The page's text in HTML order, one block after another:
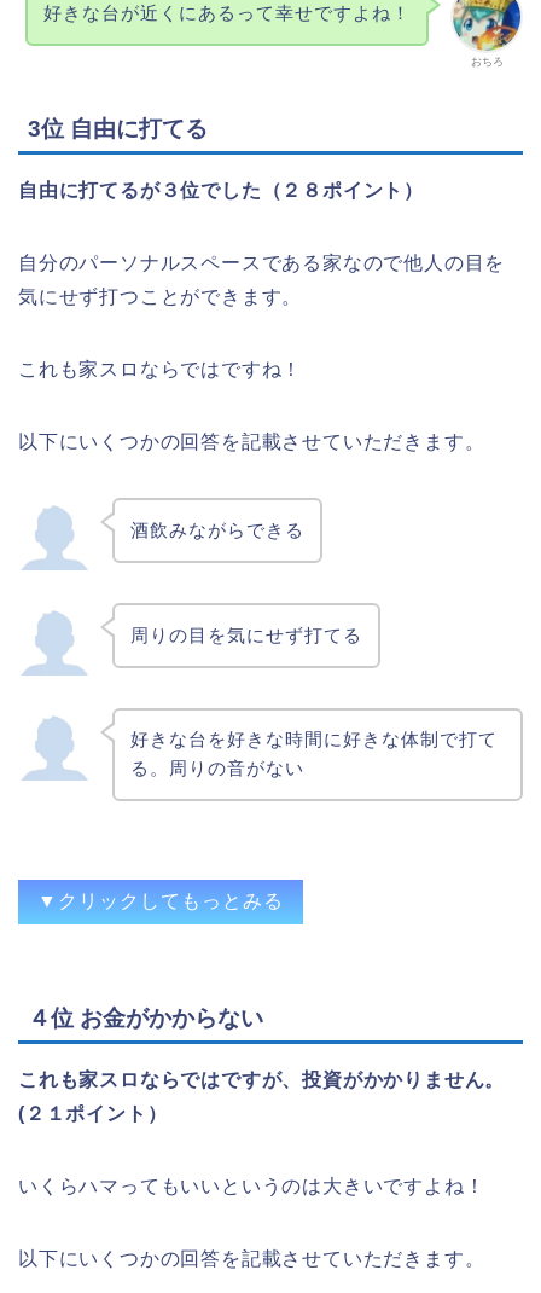
自分の好きな台を投資・時間を気にせず回
る。
自分の大好きな台が手元にあるという喜
び。満足感。
に入りのスロットに囲まれて幸せになれる
好きな台や、中々設定6が使われない台の設
定6が打てる事。
が打てるのも家ならでは
金をかけずに打てる
インテリアになる！好きな時に好きな台を
打てる！
おちろ
好きな台が近くにあるって幸せですよね！
3位 自由に打てる
自由に打てるが３位でした（２８ポイント）
自分のパーソナルスペースである家なので他人の目を
気にせず打つことができます。
これも家スロならではですね！
以下にいくつかの回答を記載させていただきます。
酒飲みながらできる
周りの目を気にせず打てる
好きな台を好きな時間に好きな体制で打て
る。周りの音がない
▼クリックしてもっとみる
スロキャラのコスプレをしながら家スロを
打つなどのネタ投稿ができる。
全裸で打てる
家で好きな時に好きな分電気代のみで遊べ
気が向いた時にすぐ好きな台を打てる
４位 お金がかからない
これも家スロならではですが、投資がかかりません。
(２１ポイント）
いくらハマってもいいというのは大きいですよね！
以下にいくつかの回答を記載させていただきます。